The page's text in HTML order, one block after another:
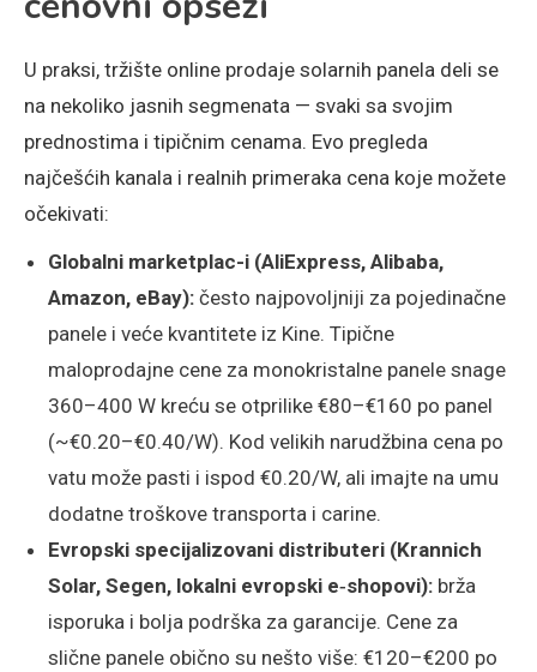
U praksi, tržište online prodaje solarnih panela deli se
na nekoliko jasnih segmenata — svaki sa svojim
prednostima i tipičnim cenama. Evo pregleda
najčešćih kanala i realnih primeraka cena koje možete
očekivati:
Globalni marketplac-i (AliExpress, Alibaba,
Amazon, eBay): često najpovoljniji za pojedinačne
panele i veće kvantitete iz Kine. Tipične
maloprodajne cene za monokristalne panele snage
360–400 W kreću se otprilike €80–€160 po panel
(~€0.20–€0.40/W). Kod velikih narudžbina cena po
vatu može pasti i ispod €0.20/W, ali imajte na umu
dodatne troškove transporta i carine.
Evropski specijalizovani distributeri (Krannich
Solar, Segen, lokalni evropski e‑shopovi): brža
isporuka i bolja podrška za garancije. Cene za
slične panele obično su nešto više: €120–€200 po